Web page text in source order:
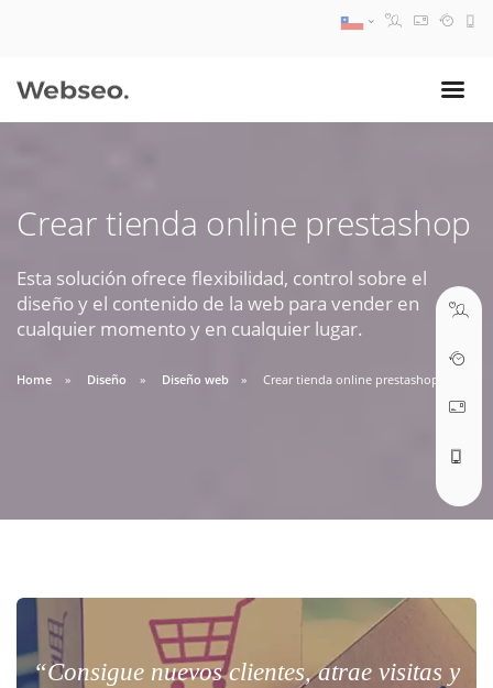
Crear tienda online prestashop
Esta solución ofrece flexibilidad, control sobre el
diseño y el contenido de la web para vender en
cualquier momento y en cualquier lugar.
Home Diseño Diseño web Crear tienda online prestashop
“Consigue nuevos clientes, atrae visitas y
09:30 AM A 18:30 PM
soporte@webseo.cl
ABRIR TICKET